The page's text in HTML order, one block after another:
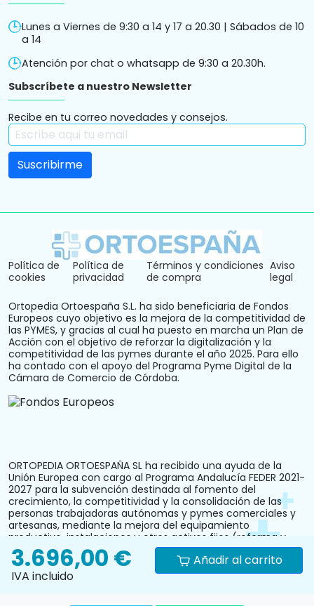
Lunes a Viernes de 9:30 a 14 y 17 a 20.30 | Sábados de 10
a 14
Atención por chat o whatsapp de 9:30 a 20.30h.
Subscríbete a nuestro Newsletter
Recibe en tu correo novedades y consejos.
Política de
cookies
Política de
privacidad
Términos y condiciones
de compra
Aviso
legal
Ortopedia Ortoespaña S.L. ha sido beneficiaria de Fondos
Europeos cuyo objetivo es la mejora de la competitividad de
las PYMES, y gracias al cual ha puesto en marcha un Plan de
Acción con el objetivo de reforzar la digitalización y la
competitividad de las pymes durante el año 2025. Para ello
ha contado con el apoyo del Programa Pyme Digital de la
Cámara de Comercio de Córdoba.
ORTOPEDIA ORTOESPAÑA SL ha recibido una ayuda de la
Unión Europea con cargo al Programa Andalucía FEDER 2021-
2027 para la subvención destinada al fomento del
crecimiento, la competitividad y la consolidación de las
personas trabajadoras autónomas y pymes comerciales y
artesanas, mediante la mejora del equipamiento
productivo, instalaciones u otros activos fijos (reforma y
acondicionamiento del local comercial). N.º Expediente:
PYM242024CO000000028.
3.696,00 €
IVA incluido
Añadir al carrito